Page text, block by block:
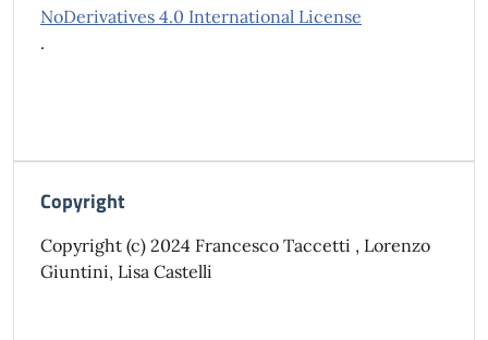
NoDerivatives 4.0 International License
.
Copyright
Copyright (c) 2024 Francesco Taccetti , Lorenzo
Giuntini, Lisa Castelli